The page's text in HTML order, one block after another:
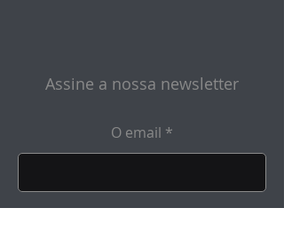
Assine a nossa newsletter
O email